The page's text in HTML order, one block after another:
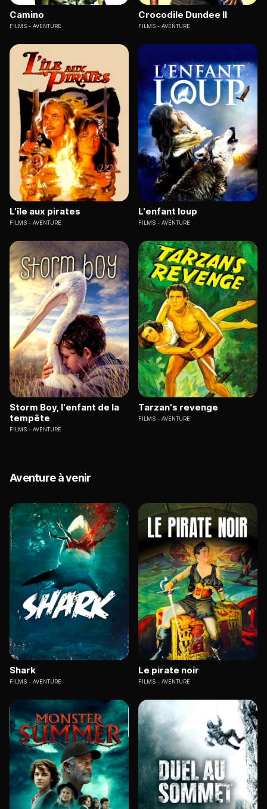
Camino
FILMS AVENTURE
Crocodile Dundee II
FILMS AVENTURE
L'île aux pirates
FILMS AVENTURE
L'enfant loup
FILMS AVENTURE
Storm Boy, l’enfant de la
tempête
FILMS AVENTURE
Tarzan's revenge
FILMS AVENTURE
Aventure à venir
Shark
FILMS AVENTURE
Le pirate noir
FILMS AVENTURE